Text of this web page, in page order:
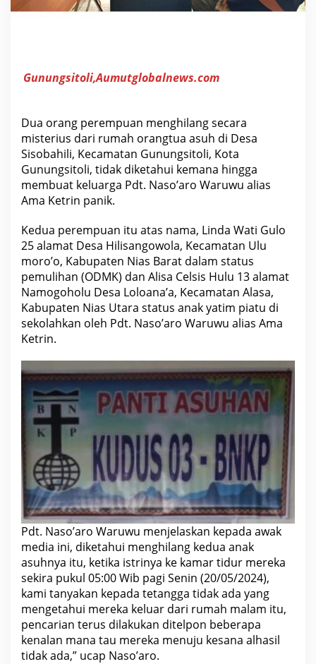
O
r
a
h
t
m
u
k
a
d
i
P
K
P
A
N
a
s
d
u
g
a
D
a
a
n
Y
a
y
a
s
a
n
K
u
d
u
s
0
3
K
N
Gunungsitoli,Aumutglobalnews.com
Dua orang perempuan menghilang secara
misterius dari rumah orangtua asuh di Desa
Sisobahili, Kecamatan Gunungsitoli, Kota
Gunungsitoli, tidak diketahui kemana hingga
membuat keluarga Pdt. Naso’aro Waruwu alias
Ama Ketrin panik.
Kedua perempuan itu atas nama, Linda Wati Gulo
25 alamat Desa Hilisangowola, Kecamatan Ulu
moro’o, Kabupaten Nias Barat dalam status
pemulihan (ODMK) dan Alisa Celsis Hulu 13 alamat
Namogoholu Desa Loloana’a, Kecamatan Alasa,
Kabupaten Nias Utara status anak yatim piatu di
sekolahkan oleh Pdt. Naso’aro Waruwu alias Ama
Ketrin.
Pdt. Naso’aro Waruwu menjelaskan kepada awak
media ini, diketahui menghilang kedua anak
asuhnya itu, ketika istrinya ke kamar tidur mereka
sekira pukul 05:00 Wib pagi Senin (20/05/2024),
kami tanyakan kepada tetangga tidak ada yang
mengetahui mereka keluar dari rumah malam itu,
pencarian terus dilakukan ditelpon beberapa
kenalan mana tau mereka menuju kesana alhasil
tidak ada,” ucap Naso’aro.